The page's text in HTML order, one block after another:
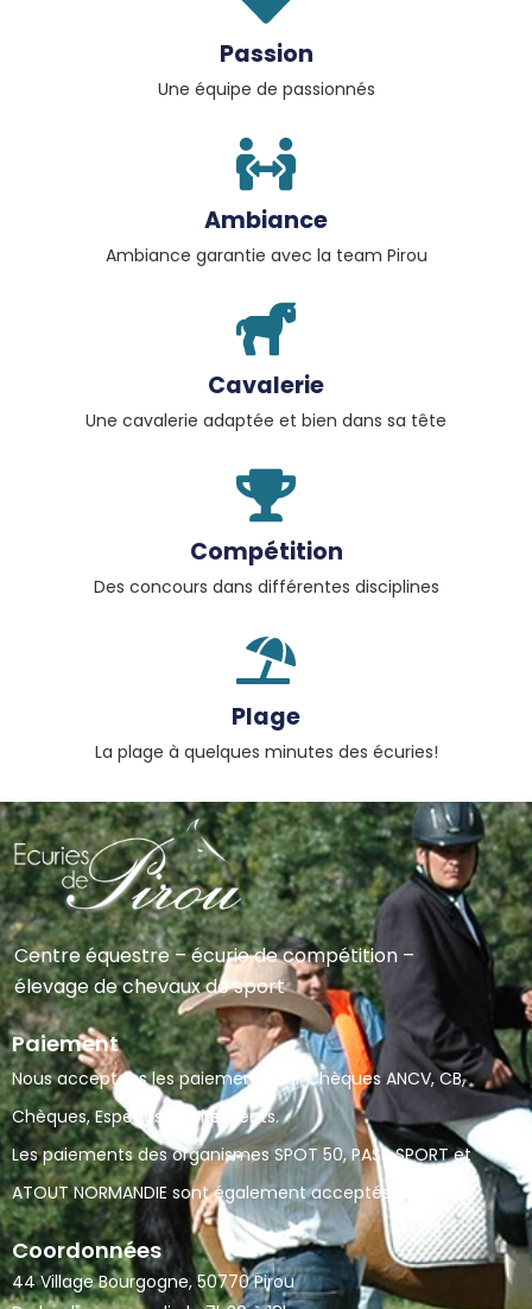
Passion
Une équipe de passionnés
Ambiance
Ambiance garantie avec la team Pirou
Cavalerie
Une cavalerie adaptée et bien dans sa tête
Compétition
Des concours dans différentes disciplines
Plage
La plage à quelques minutes des écuries!
Centre équestre – écurie de compétition –
élevage de chevaux de sport
Paiement
Nous acceptons les paiements par Chèques ANCV, CB,
Chèques, Espèces et Virements.
Les paiements des organismes SPOT 50, PASS SPORT et
ATOUT NORMANDIE sont également acceptés.
Coordonnées
44 Village Bourgogne, 50770 Pirou